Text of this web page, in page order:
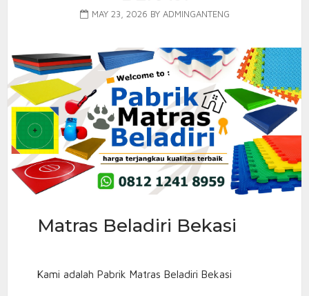
MAY 23, 2026 BY ADMINGANTENG
Matras Beladiri Bekasi
Kami adalah Pabrik Matras Beladiri Bekasi